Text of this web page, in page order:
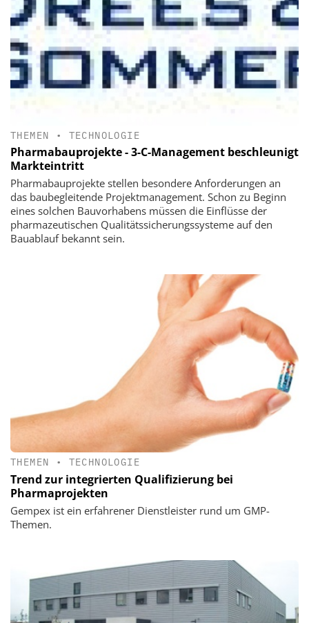
THEMEN • TECHNOLOGIE
Pharmabauprojekte - 3-C-Management beschleunigt
Markteintritt
Pharmabauprojekte stellen besondere Anforderungen an
das baubegleitende Projektmanagement. Schon zu Beginn
eines solchen Bauvorhabens müssen die Einflüsse der
pharmazeutischen Qualitätssicherungssysteme auf den
Bauablauf bekannt sein.
THEMEN • TECHNOLOGIE
Trend zur integrierten Qualifizierung bei
Pharmaprojekten
Gempex ist ein erfahrener Dienstleister rund um GMP-
Themen.